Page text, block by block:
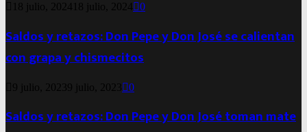
18 julio, 2024 18 julio, 2024 0
Saldos y retazos: Don Pepe y Don José se calientan
con grapa y chismecitos
9 julio, 20239 julio, 2023 0
Saldos y retazos: Don Pepe y Don José toman mate